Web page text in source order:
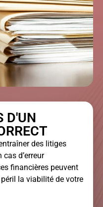
D'UN
des litiges
d’erreur
financières peuvent
la viabilité de votre